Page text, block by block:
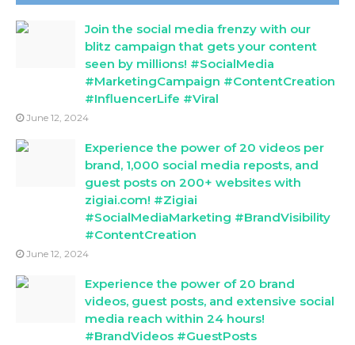
Join the social media frenzy with our
blitz campaign that gets your content
seen by millions! #SocialMedia
#MarketingCampaign #ContentCreation
#InfluencerLife #Viral
June 12, 2024
Experience the power of 20 videos per
brand, 1,000 social media reposts, and
guest posts on 200+ websites with
zigiai.com! #Zigiai
#SocialMediaMarketing #BrandVisibility
#ContentCreation
June 12, 2024
Experience the power of 20 brand
videos, guest posts, and extensive social
media reach within 24 hours!
#BrandVideos #GuestPosts